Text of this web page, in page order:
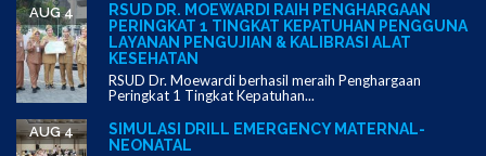
RSUD DR. MOEWARDI RAIH PENGHARGAAN
PERINGKAT 1 TINGKAT KEPATUHAN PENGGUNA
LAYANAN PENGUJIAN & KALIBRASI ALAT
KESEHATAN
AUG 4
RSUD Dr. Moewardi berhasil meraih Penghargaan
Peringkat 1 Tingkat Kepatuhan...
SIMULASI DRILL EMERGENCY MATERNAL-
NEONATAL
AUG 4